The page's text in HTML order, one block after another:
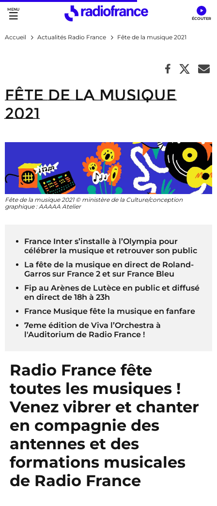
Accès direct :
Menu principal
Contenu
Accueil Actualités Radio France Fête de la musique 2021
Fête de la musique
2021
Fête de la musique 2021 © ministère de la Culture/conception
graphique : AAAAA Atelier
France Inter s’installe à l’Olympia pour
célébrer la musique et retrouver son public
La fête de la musique en direct de Roland-
Garros sur France 2 et sur France Bleu
Fip au Arènes de Lutèce en public et diffusé
en direct de 18h à 23h
France Musique fête la musique en fanfare
7eme édition de Viva l’Orchestra à
l'Auditorium de Radio France !
Radio France fête
toutes les musiques !
Venez vibrer et chanter
en compagnie des
antennes et des
formations musicales
de Radio France